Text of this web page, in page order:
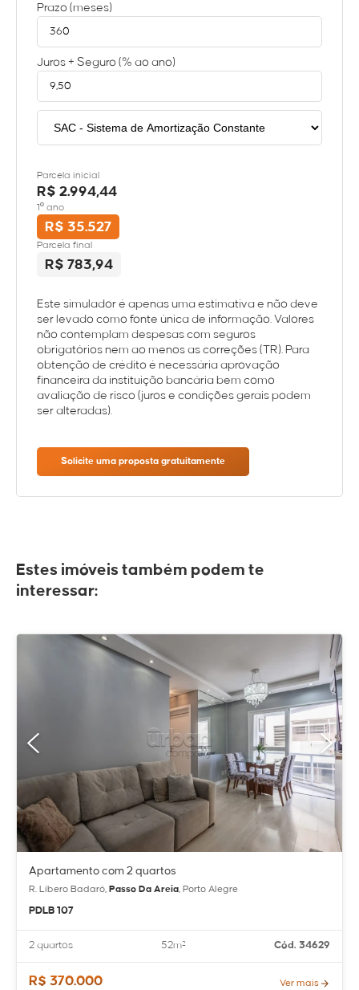
Prazo (meses)
Juros + Seguro (% ao ano)
Parcela inicial
R$ 2.994,44
1º ano
R$ 35.527
Parcela final
R$ 783,94
Este simulador é apenas uma estimativa e não deve
ser levado como fonte única de informação. Valores
não contemplam despesas com seguros
obrigatórios nem ao menos as correções (TR). Para
obtenção de crédito é necessária aprovação
financeira da instituição bancária bem como
avaliação de risco (juros e condições gerais podem
ser alteradas).
Solicite uma proposta gratuitamente
Estes imóveis também podem te
interessar:
Apartamento com 2 quartos
R. Líbero Badaró, Passo Da Areia, Porto Alegre
PDLB 107
2 quartos 52m² Cód. 34629
R$ 370.000 Ver mais